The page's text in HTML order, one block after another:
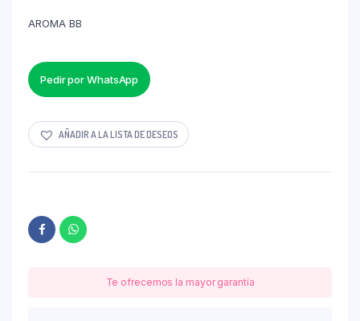
AROMA BB
Pedir por WhatsApp
AÑADIR A LA LISTA DE DESEOS
Te ofrecemos la mayor garantía